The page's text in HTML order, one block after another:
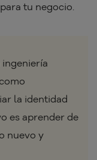
tu negocio.
la identidad
es aprender de
nuevo y